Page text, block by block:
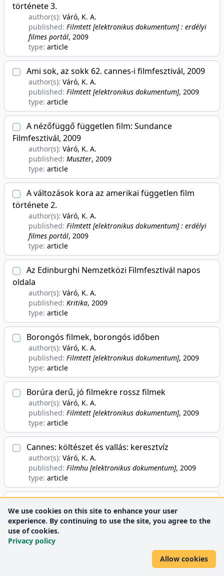
története 3.
author(s): Váró, K. A.
published: Filmtett [elektronikus dokumentum] : erdélyi
filmes portál, 2009
type: article
Ami sok, az sokk 62. cannes-i filmfesztivál, 2009
author(s): Váró, K. A.
published: Filmtett [elektronikus dokumentum], 2009
type: article
A nézőfüggő független film: Sundance
Filmfesztivál, 2009
author(s): Váró, K. A.
published: Muszter, 2009
type: article
A változások kora az amerikai független film
története 2.
author(s): Váró, K. A.
published: Filmtett [elektronikus dokumentum] : erdélyi
filmes portál, 2009
type: article
Az Edinburghi Nemzetközi Filmfesztivál napos
oldala
author(s): Váró, K. A.
published: Kritika, 2009
type: article
Borongós filmek, borongós időben
author(s): Váró, K. A.
published: Filmtett [elektronikus dokumentum], 2009
type: article
Borúra derű, jó filmekre rossz filmek
author(s): Váró, K. A.
published: Filmtett [elektronikus dokumentum], 2009
type: article
Cannes: költészet és vallás: keresztvíz
author(s): Váró, K. A.
published: Filmhu [elektronikus dokumentum], 2009
type: article
megosztó díjak
author(s):Váró, K. A.
published:
type:article
Cannes: Rémálmok a Croisette-en : Almodóvar,
We use cookies on this site to enhance your user
experience. By continuing to use the site, you agree to the
use of cookies.
Privacy policy
Allow cookies